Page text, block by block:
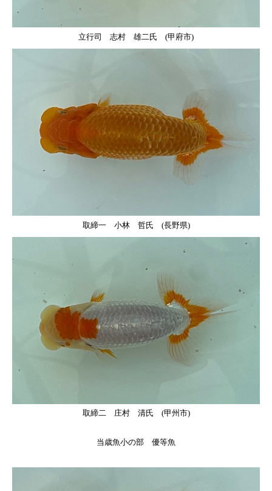
立行司 志村 雄二氏 (甲府市)
取締一 小林 哲氏 (長野県)
取締二 庄村 清氏 (甲州市)
当歳魚小の部 優等魚